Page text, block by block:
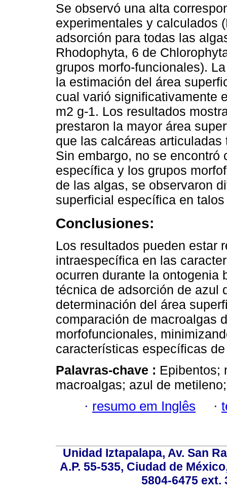
Se observó una alta
experimentales y calculados
adsorción para todas las
Rhodophyta, 6 de
grupos morfo-funcionales).
la estimación del área
cual varió significativamente
m2 g-1. Los resultados
prestaron la mayor área
que las calcáreas
Sin embargo, no se encontró
específica y los grupos
de las algas, se observaron
superficial específica en
Conclusiones:
Los resultados pueden estar
intraespecífica en las
ocurren durante la ontogenia
técnica de adsorción de azul
determinación del área
comparación de macroalgas
morfofuncionales,
características específicas
Palavras-chave : Epibentos;
macroalgas; azul de
· resumo em Inglês ·
Unidad Iztapalapa, Av. San
A.P. 55-535, Ciudad de
5804-6475 ext.